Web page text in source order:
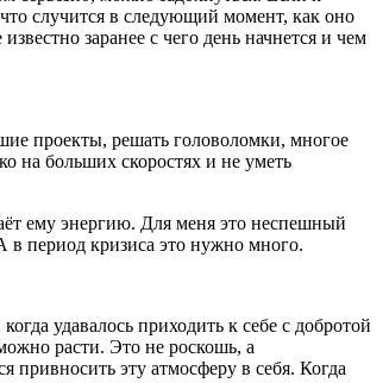
случится в следующий момент, как оно
заранее с чего день начнется и чем
проекты, решать головоломки, многое
на больших скоростях и не уметь
ему энергию. Для меня это неспешный
период кризиса это нужно много.
удавалось приходить к себе с добротой
расти. Это не роскошь, а
привносить эту атмосферу в себя. Когда